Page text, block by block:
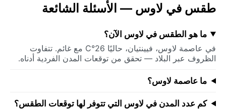
طقس في لاوس — الأسئلة الشائعة
ما هو الطقس في لاوس الآن؟
في عاصمة لاوس، فيينتيان، حاليًا 26°C مع غائم. تتفاوت
الظروف عبر البلاد — تحقق من توقعات المدن الفردية أدناه.
ما عاصمة لاوس؟
كم عدد المدن في لاوس التي تتوفر لها توقعات الطقس؟